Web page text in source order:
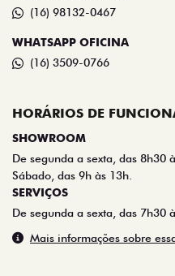
(16) 98132-0467
WHATSAPP OFICINA
(16) 3509-0766
HORÁRIOS DE
SHOWROOM
De segunda a sexta, das 8h30
Sábado, das 9h às 13h.
SERVIÇOS
De segunda a sexta, das 7h30
Mais informações sobre